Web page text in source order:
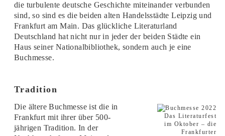
die turbulente deutsche Geschichte miteinander verbunden
sind, so sind es die beiden alten Handelsstädte Leipzig und
Frankfurt am Main. Das glückliche Literaturland
Deutschland hat nicht nur in jeder der beiden Städte ein
Haus seiner Nationalbibliothek, sondern auch je eine
Buchmesse.
Tradition
Das Literaturfest
im Oktober – die
Frankfurter
Die ältere Buchmesse ist die in
Frankfurt mit ihrer über 500-
jährigen Tradition. In der